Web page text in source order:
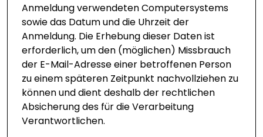
Anmeldung verwendeten Computersystems
sowie das Datum und die Uhrzeit der
Anmeldung. Die Erhebung dieser Daten ist
erforderlich, um den (möglichen) Missbrauch
der E-Mail-Adresse einer betroffenen Person
zu einem späteren Zeitpunkt nachvollziehen zu
können und dient deshalb der rechtlichen
Absicherung des für die Verarbeitung
Verantwortlichen.